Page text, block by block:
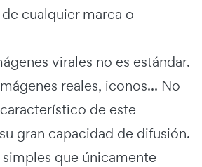
cualquier marca o
virales no es estándar.
reales, iconos... No
de este
gran capacidad de difusión.
que únicamente